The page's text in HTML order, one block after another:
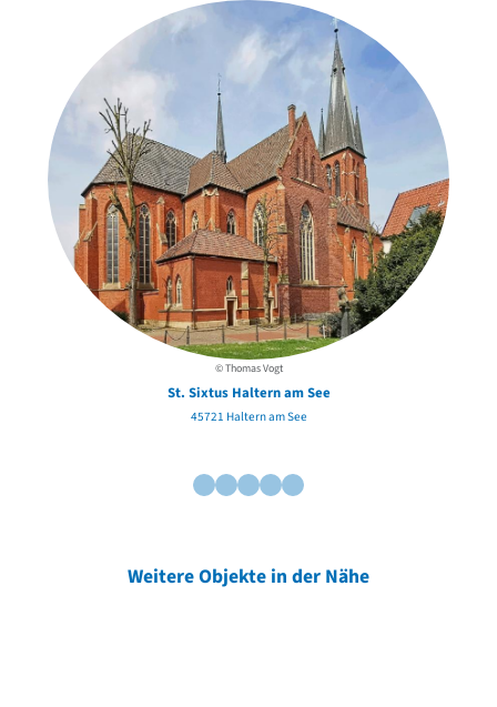
© Thomas Vogt
St. Sixtus Haltern am See
45721 Haltern am See
Weitere Objekte in der Nähe